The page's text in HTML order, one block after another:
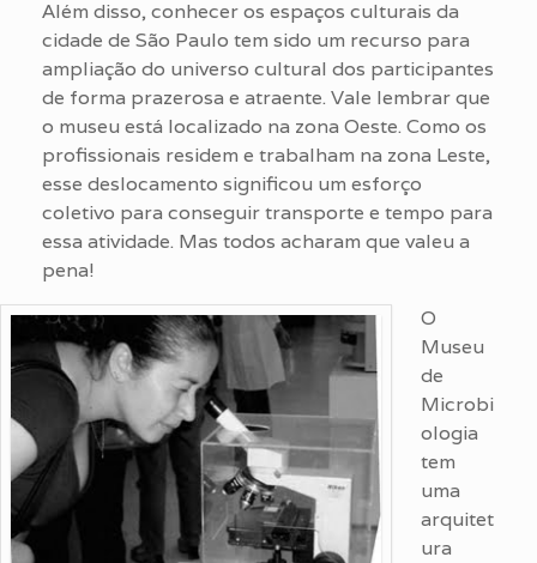
Além disso, conhecer os espaços culturais da
cidade de São Paulo tem sido um recurso para
ampliação do universo cultural dos participantes
de forma prazerosa e atraente. Vale lembrar que
o museu está localizado na zona Oeste. Como os
profissionais residem e trabalham na zona Leste,
esse deslocamento significou um esforço
coletivo para conseguir transporte e tempo para
essa atividade. Mas todos acharam que valeu a
pena!
O
Museu
de
Microbi
ologia
tem
uma
arquitet
ura